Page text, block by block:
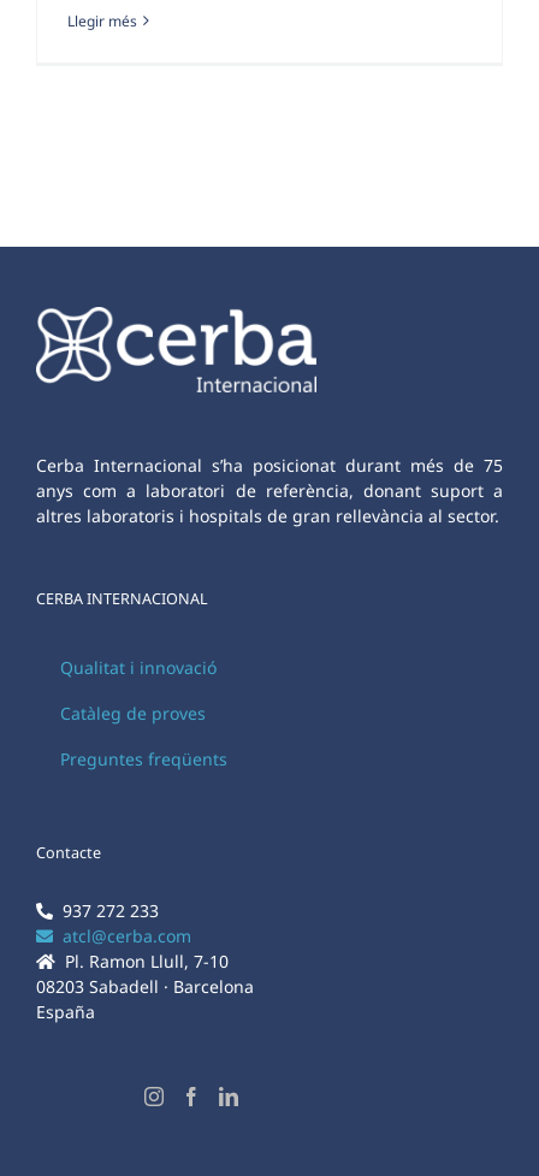
Llegir més
Cerba Internacional s’ha posicionat durant més de 75
anys com a laboratori de referència, donant suport a
altres laboratoris i hospitals de gran rellevància al sector.
CERBA INTERNACIONAL
Qualitat i innovació
Catàleg de proves
Preguntes freqüents
Contacte
937 272 233
atcl@cerba.com
Pl. Ramon Llull, 7-10
08203 Sabadell · Barcelona
España